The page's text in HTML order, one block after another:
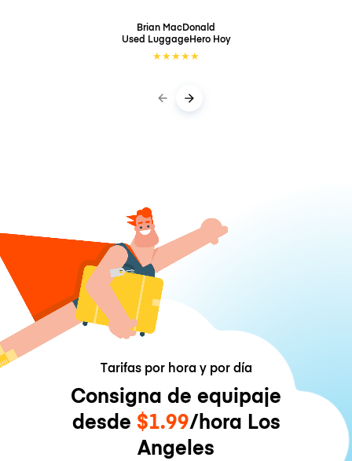
Brian MacDonald
Used LuggageHero Hoy
★★★★★
Tarifas por hora y por día
Consigna de equipaje
desde $1.99/hora Los
Angeles